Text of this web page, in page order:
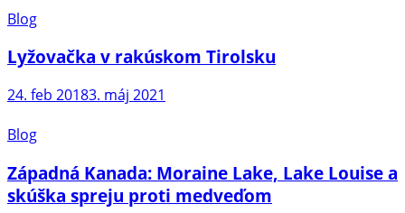
Blog
Lyžovačka v rakúskom Tirolsku
24. feb 20183. máj 2021
Blog
Západná Kanada: Moraine Lake, Lake Louise a
skúška spreju proti medveďom